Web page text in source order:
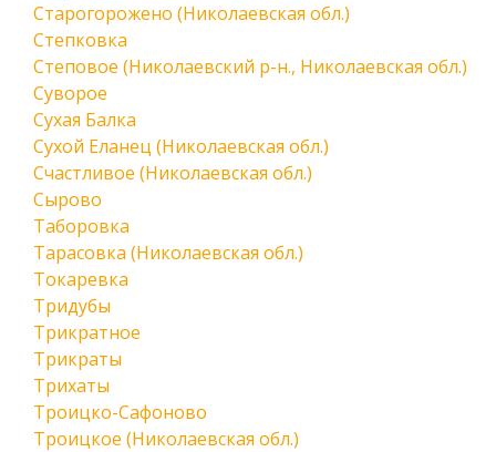
Старогорожено (Николаевская обл.)
Степковка
Степовое (Николаевский р-н., Николаевская обл.)
Суворое
Сухая Балка
Сухой Еланец (Николаевская обл.)
Счастливое (Николаевская обл.)
Сырово
Таборовка
Тарасовка (Николаевская обл.)
Токаревка
Тридубы
Трикратное
Трикраты
Трихаты
Троицко-Сафоново
Троицкое (Николаевская обл.)